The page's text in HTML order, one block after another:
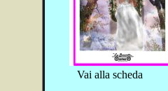
Vai alla scheda